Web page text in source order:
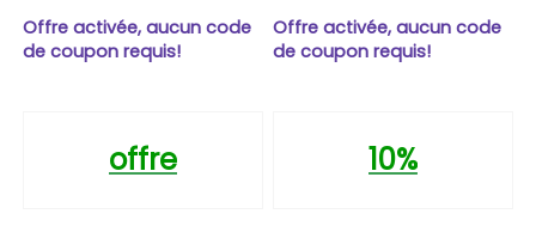
Offre activée, aucun code
de coupon requis!
Offre activée, aucun code
de coupon requis!
offre 10%